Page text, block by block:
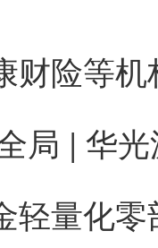
局 | 华